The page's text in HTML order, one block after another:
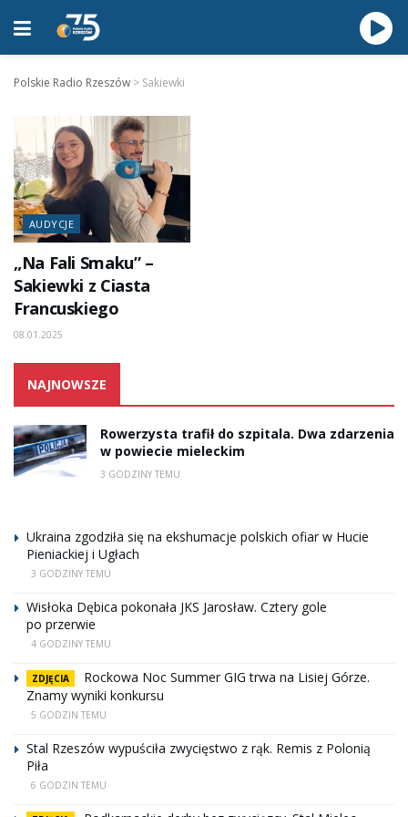
Polskie Radio Rzeszów > Sakiewki
AUDYCJE
„Na Fali Smaku” –
Sakiewki z Ciasta
Francuskiego
08.01.2025
NAJNOWSZE
Rowerzysta trafił do szpitala. Dwa zdarzenia
w powiecie mieleckim
3 GODZINY TEMU
Ukraina zgodziła się na ekshumacje polskich ofiar w Hucie
Pieniackiej i Ugłach
3 GODZINY TEMU
Wisłoka Dębica pokonała JKS Jarosław. Cztery gole
po przerwie
4 GODZINY TEMU
ZDJĘCIA
Rockowa Noc Summer GIG trwa na Lisiej Górze.
Znamy wyniki konkursu
5 GODZIN TEMU
Stal Rzeszów wypuściła zwycięstwo z rąk. Remis z Polonią
Piła
6 GODZIN TEMU